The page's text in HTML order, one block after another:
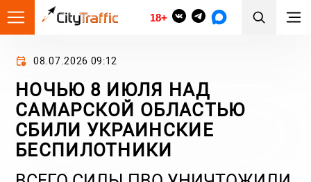
18+
08.07.2026 09:12
НОЧЬЮ 8 ИЮЛЯ НАД
САМАРСКОЙ ОБЛАСТЬЮ
СБИЛИ УКРАИНСКИЕ
БЕСПИЛОТНИКИ